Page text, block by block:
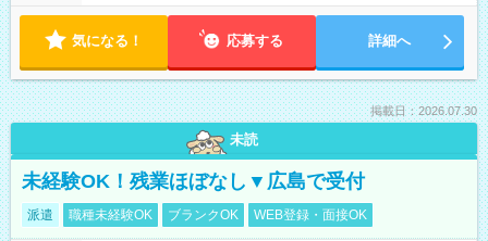
気になる！ 応募する 詳細へ
掲載日：2026.07.30
未読
未経験OK！残業ほぼなし▼広島で受付
派遣 職種未経験OK ブランクOK WEB登録・面接OK